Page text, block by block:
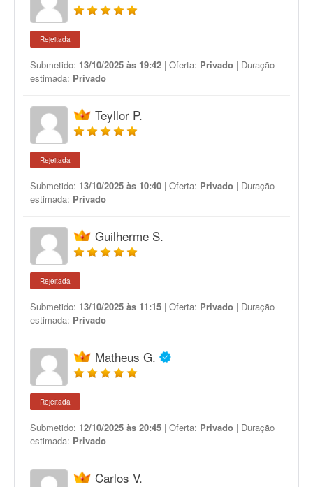
Rejeitada
Submetido: 13/10/2025 às 19:42 | Oferta: Privado | Duração
estimada: Privado
Teyllor P.
Rejeitada
Submetido: 13/10/2025 às 10:40 | Oferta: Privado | Duração
estimada: Privado
Guilherme S.
Rejeitada
Submetido: 13/10/2025 às 11:15 | Oferta: Privado | Duração
estimada: Privado
Matheus G.
Rejeitada
Submetido: 12/10/2025 às 20:45 | Oferta: Privado | Duração
estimada: Privado
Carlos V.